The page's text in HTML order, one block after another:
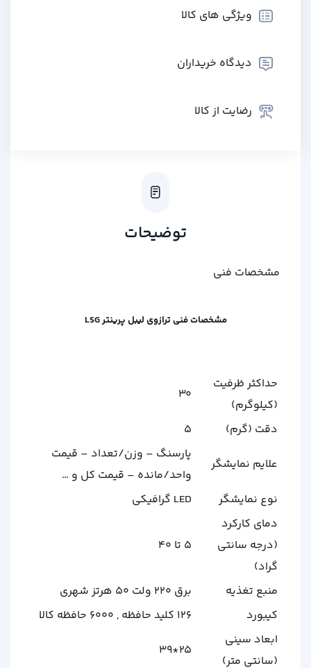
ویژگی های کالا
دیدگاه خریداران
رضایت از کالا
توضیحات
مشخصات فنی
مشخصات فنی ترازوی لیبل پرینتر LSG
حداکثر ظرفیت
(کیلوگرم)
30
دقت (گرم)
5
علایم نمایشگر
پارسنگ – وزن/تعداد – قیمت
واحد/مانده – قیمت کل و …
نوع نمایشگر
LED گرافیکی
دمای کارکرد
(درجه سانتی
گراد)
5 تا 40
منبع تغذیه
برق 220 ولت 50 هرتز شهری
کیبورد
126 کلید حافظه , 6000 حافظه کالا
ابعاد سینی
(سانتی متر)
25*39